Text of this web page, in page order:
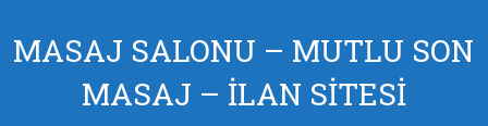
MASAJ SALONU – MUTLU SON
MASAJ – İLAN SİTESİ